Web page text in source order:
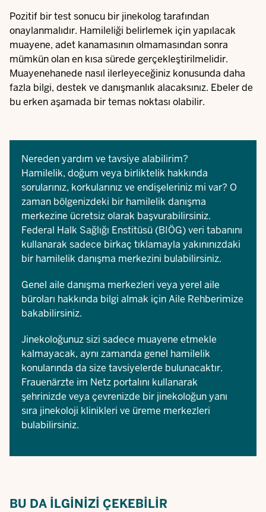
Pozitif bir test sonucu bir jinekolog tarafından
onaylanmalıdır. Hamileliği belirlemek için yapılacak
muayene, adet kanamasının olmamasından sonra
mümkün olan en kısa sürede gerçekleştirilmelidir.
Muayenehanede nasıl ilerleyeceğiniz konusunda daha
fazla bilgi, destek ve danışmanlık alacaksınız. Ebeler de
bu erken aşamada bir temas noktası olabilir.
Nereden yardım ve tavsiye alabilirim?
Hamilelik, doğum veya birliktelik hakkında
sorularınız, korkularınız ve endişeleriniz mi var? O
zaman bölgenizdeki bir hamilelik danışma
merkezine ücretsiz olarak başvurabilirsiniz.
Federal Halk Sağlığı Enstitüsü (BIÖG)veri tabanını
kullanarak sadece birkaç tıklamayla yakınınızdaki
bir hamilelik danışma merkezini bulabilirsiniz.
Genel aile danışma merkezleri veya yerel aile
büroları hakkında bilgi almak içinAile Rehberimize
bakabilirsiniz.
Jinekoloğunuz sizi sadece muayene etmekle
kalmayacak, aynı zamanda genel hamilelik
konularında da size tavsiyelerde bulunacaktır.
Frauenärzte im Netz portalını kullanarak
şehrinizde veya çevrenizde bir jinekoloğun yanı
sıra jinekoloji klinikleri ve üreme merkezleri
bulabilirsiniz.
BU DA ILGINIZI ÇEKEBILIR